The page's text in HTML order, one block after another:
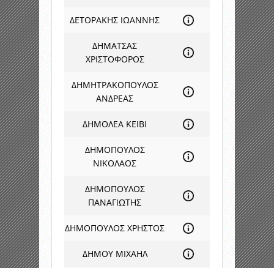
ΔΕΤΟΡΑΚΗΣ ΙΩΑΝΝΗΣ
ΔΗΜΑΤΣΑΣ
ΧΡΙΣΤΟΦΟΡΟΣ
ΔΗΜΗΤΡΑΚΟΠΟΥΛΟΣ
ΑΝΔΡΕΑΣ
ΔΗΜΟΛΕΑ ΚΕΙΒΙ
ΔΗΜΟΠΟΥΛΟΣ
ΝΙΚΟΛΑΟΣ
ΔΗΜΟΠΟΥΛΟΣ
ΠΑΝΑΓΙΩΤΗΣ
ΔΗΜΟΠΟΥΛΟΣ ΧΡΗΣΤΟΣ
ΔΗΜΟΥ ΜΙΧΑΗΛ